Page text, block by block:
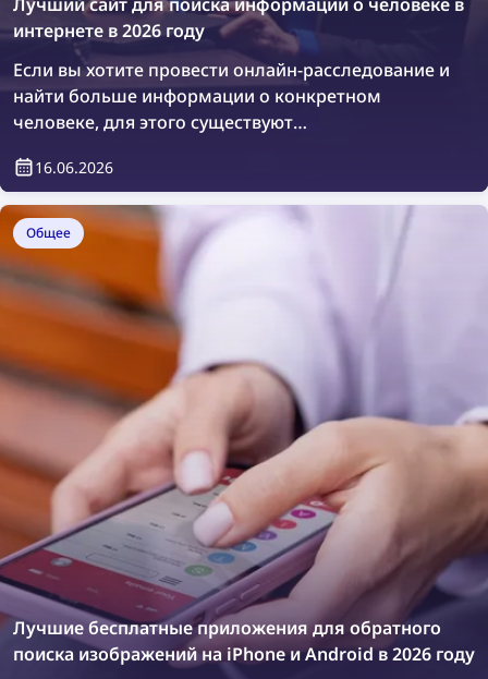
интернете в 2026 году
Если вы хотите провести онлайн-расследование и
найти больше информации о конкретном
человеке, для этого существуют
рассмотрим лучшие сайты для поиска
информации о человеке в интернете.
16.06.2026
Общее
Лучшие бесплатные приложения для обратного
поиска изображений на iPhone и Android в 2026 году